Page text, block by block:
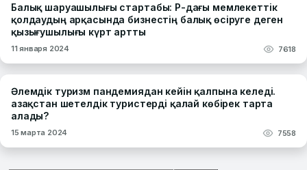
Балық шаруашылығы стартабы: ҚР-дағы мемлекеттік
қолдаудың арқасында бизнестің балық өсіруге деген
қызығушылығы күрт артты
11 января 2024 7618
Әлемдік туризм пандемиядан кейін қалпына келеді.
Қазақстан шетелдік туристерді қалай көбірек тарта
алады?
15 марта 2024 7558